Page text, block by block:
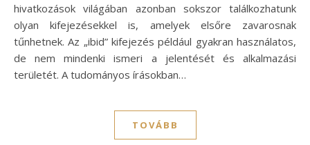
hivatkozások világában azonban sokszor találkozhatunk
olyan kifejezésekkel is, amelyek elsőre zavarosnak
tűnhetnek. Az „ibid” kifejezés például gyakran használatos,
de nem mindenki ismeri a jelentését és alkalmazási
területét. A tudományos írásokban…
TOVÁBB